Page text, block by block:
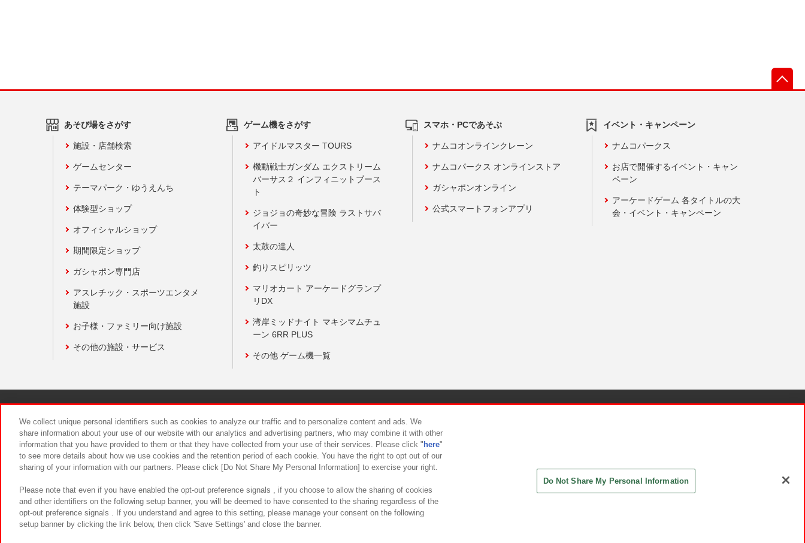
あそび場をさがす
施設・店舗検索
ゲームセンター
テーマパーク・ゆうえんち
体験型ショップ
オフィシャルショップ
期間限定ショップ
ガシャポン専門店
アスレチック・スポーツエンタメ
施設
お子様・ファミリー向け施設
その他の施設・サービス
ゲーム機をさがす
アイドルマスター TOURS
機動戦士ガンダム エクストリーム
バーサス２ インフィニットブース
ト
ジョジョの奇妙な冒険 ラストサバ
イバー
太鼓の達人
釣りスピリッツ
マリオカート アーケードグランプ
リDX
湾岸ミッドナイト マキシマムチュ
ーン 6RR PLUS
その他 ゲーム機一覧
スマホ・PCであそぶ
ナムコオンラインクレーン
ナムコパークス オンラインストア
ガシャポンオンライン
公式スマートフォンアプリ
イベント・キャンペーン
ナムコパークス
お店で開催するイベント・キャン
ペーン
アーケードゲーム 各タイトルの大
会・イベント・キャンペーン
食品のご提供について カスタマーハラスメント対応方針
We collect unique personal identifiers such as cookies to analyze our traffic and to personalize content and ads. We
share information about your use of our website with our analytics and advertising partners, who may combine it with other
information that you have provided to them or that they have collected from your use of their services. Please click " here"
to see more details about how we use cookies and the retention period of each cookie. You have the right to opt out of our
sharing of your information with our partners. Please click [Do Not Share My Personal Information] to exercise your right.
Please note that even if you have enabled the opt-out preference signals , if you choose to allow the sharing of cookies
and other identifiers on the following setup banner, you will be deemed to have consented to the sharing regardless of the
opt-out preference signals . If you understand and agree to this setting, please manage your consent on the following
setup banner by clicking the link below, then click 'Save Settings' and close the banner.
Do Not Share My Personal Information